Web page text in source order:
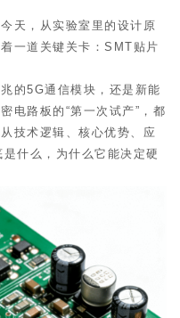
天，从实验室里的设计原
一道关键关卡：SMT贴片
的5G通信模块，还是新能
电路板的“第一次试产”，都
技术逻辑、核心优势、应
什么，为什么它能决定硬